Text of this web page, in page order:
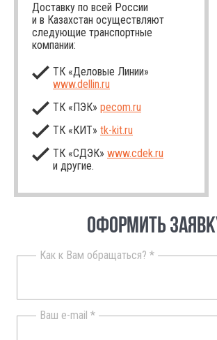
Доставку по всей России
и в Казахстан осуществляют
следующие транспортные
компании:
ТК «Деловые Линии»
www.dellin.ru
ТК «ПЭК» pecom.ru
ТК «КИТ» tk-kit.ru
ТК «СДЭК» www.cdek.ru
и другие.
ОФОРМИТЬ
Как к Вам обращаться? *
Ваш e-mail *